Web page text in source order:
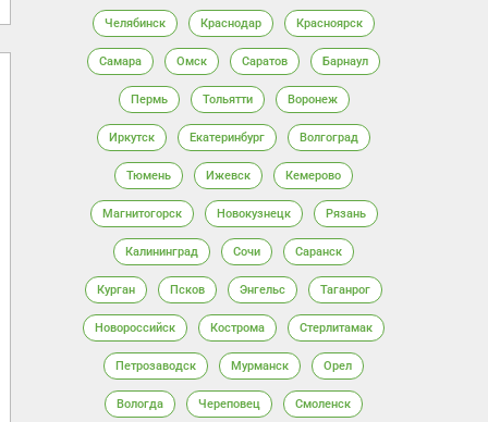
Челябинск Краснодар Красноярск
Самара Омск Саратов Барнаул
Пермь Тольятти Воронеж
Иркутск Екатеринбург Волгоград
Тюмень Ижевск Кемерово
Магнитогорск Новокузнецк Рязань
Калининград Сочи Саранск
Курган Псков Энгельс Таганрог
Новороссийск Кострома Стерлитамак
Петрозаводск Мурманск Орел
Вологда Череповец Смоленск